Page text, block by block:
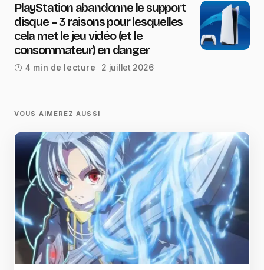
PlayStation abandonne le support
disque – 3 raisons pour lesquelles
cela met le jeu vidéo (et le
consommateur) en danger
4 min de lecture 2 juillet 2026
VOUS AIMEREZ AUSSI